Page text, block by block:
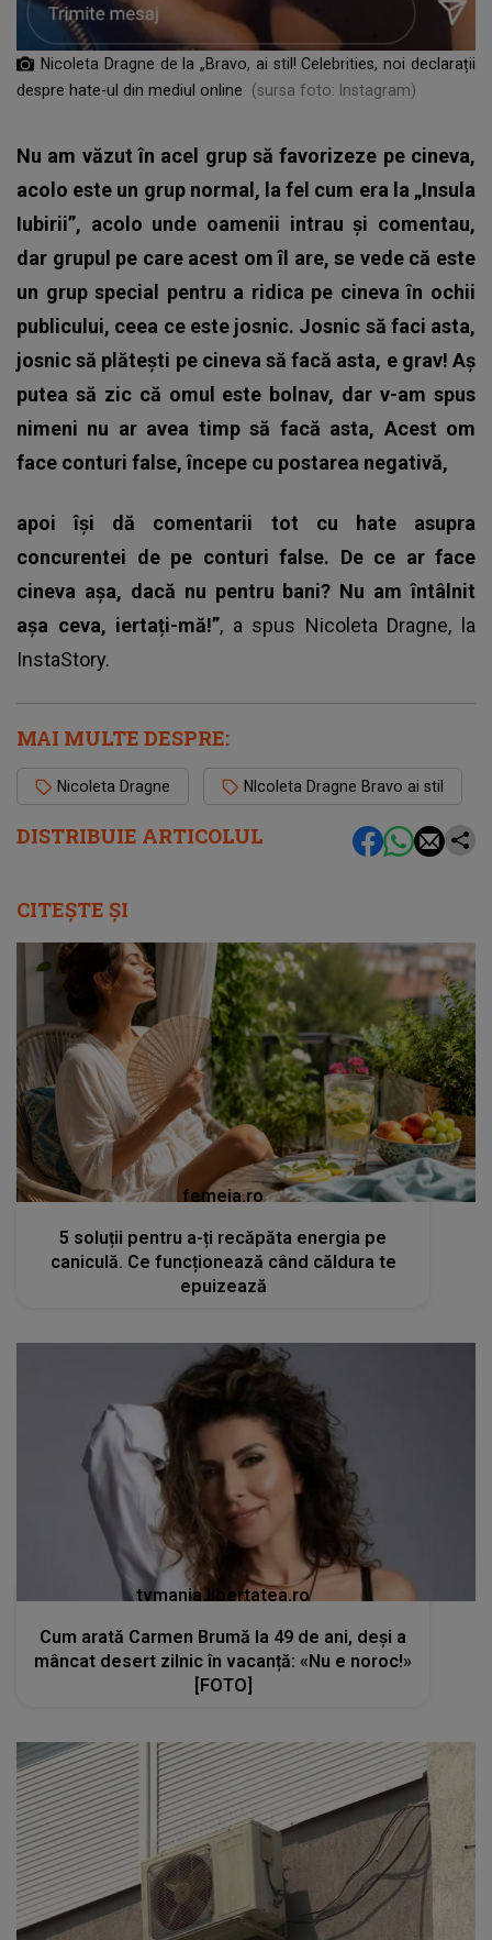
DISTRIBUIE ARTICOLUL
Nicoleta Dragne de la „Bravo, ai stil! Celebrities, noi declarații
despre hate-ul din mediul online
(sursa foto: Instagram)
Nu am văzut în acel grup să favorizeze pe cineva,
acolo este un grup normal, la fel cum era la „Insula
Iubirii”, acolo unde oamenii intrau și comentau,
dar grupul pe care acest om îl are, se vede că este
un grup special pentru a ridica pe cineva în ochii
publicului, ceea ce este josnic. Josnic să faci asta,
josnic să plătești pe cineva să facă asta, e grav! Aș
putea să zic că omul este bolnav, dar v-am spus
nimeni nu ar avea timp să facă asta, Acest om
face conturi false, începe cu postarea negativă,
apoi își dă comentarii tot cu hate asupra
concurentei de pe conturi false. De ce ar face
cineva așa, dacă nu pentru bani? Nu am întâlnit
așa ceva, iertați-mă!”, a spus Nicoleta Dragne, la
InstaStory.
MAI MULTE DESPRE:
Nicoleta Dragne NIcoleta Dragne Bravo ai stil
CITEȘTE ȘI
femeia.ro
5 soluții pentru a-ți recăpăta energia pe
caniculă. Ce funcționează când căldura te
epuizează
tvmania.libertatea.ro
Cum arată Carmen Brumă la 49 de ani, deși a
mâncat desert zilnic în vacanță: «Nu e noroc!»
[FOTO]